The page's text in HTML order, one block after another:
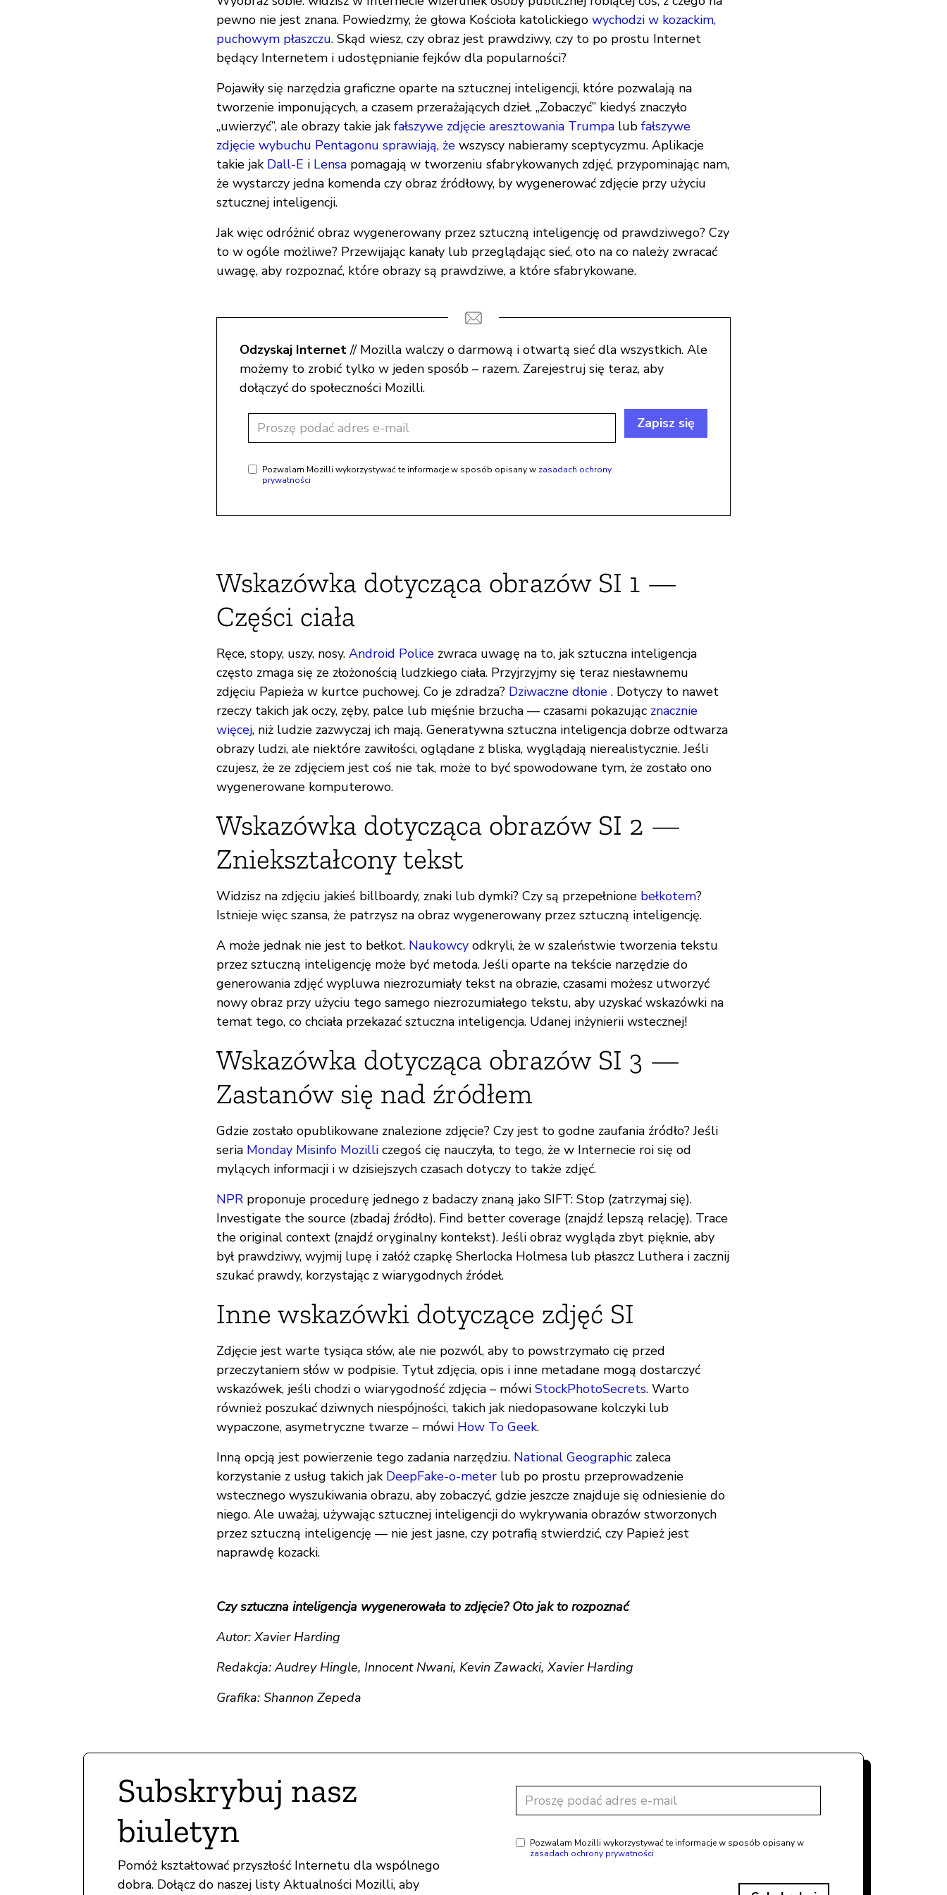
pewno nie jest znana. Powiedzmy, że głowa Kościoła katolickiego wychodzi w kozackim,
puchowym płaszczu. Skąd wiesz, czy obraz jest prawdziwy, czy to po prostu Internet
będący Internetem i udostępnianie fejków dla popularności?
Pojawiły się narzędzia graficzne oparte na sztucznej inteligencji, które pozwalają na
tworzenie imponujących, a czasem przerażających dzieł. „Zobaczyć” kiedyś znaczyło
„uwierzyć”, ale obrazy takie jakfałszywe zdjęcie aresztowania Trumpa lub fałszywe
zdjęcie wybuchu Pentagonu sprawiają, że wszyscy nabieramy sceptycyzmu. Aplikacje
takie jak Dall-E i Lensa pomagają w tworzeniu sfabrykowanych zdjęć, przypominając nam,
że wystarczy jedna komenda czy obraz źródłowy, by wygenerować zdjęcie przy użyciu
sztucznej inteligencji.
Jak więc odróżnić obraz wygenerowany przez sztuczną inteligencję od prawdziwego? Czy
to w ogóle możliwe? Przewijając kanały lub przeglądając sieć, oto na co należy zwracać
uwagę, aby rozpoznać, które obrazy są prawdziwe, a które sfabrykowane.
Odzyskaj Internet// Mozilla walczy o darmową i otwartą sieć dla wszystkich. Ale
możemy to zrobić tylko w jeden sposób – razem. Zarejestruj się teraz, aby
dołączyć do społeczności Mozilli.
Pozwalam Mozilli wykorzystywać te informacje w sposób opisany w zasadach ochrony
prywatności
Zapisz się
Wskazówka dotycząca obrazów SI 1 —
Części ciała
Ręce, stopy, uszy, nosy. Android Police zwraca uwagę na to, jak sztuczna inteligencja
często zmaga się ze złożonością ludzkiego ciała. Przyjrzyjmy się teraz niesławnemu
zdjęciu Papieża w kurtce puchowej. Co je zdradza? Dziwaczne dłonie . Dotyczy to nawet
rzeczy takich jak oczy, zęby, palce lub mięśnie brzucha — czasami pokazując znacznie
więcej, niż ludzie zazwyczaj ich mają. Generatywna sztuczna inteligencja dobrze odtwarza
obrazy ludzi, ale niektóre zawiłości, oglądane z bliska, wyglądają nierealistycznie. Jeśli
czujesz, że ze zdjęciem jest coś nie tak, może to być spowodowane tym, że zostało ono
wygenerowane komputerowo.
Wskazówka dotycząca obrazów SI 2 —
Zniekształcony tekst
Widzisz na zdjęciu jakieś billboardy, znaki lub dymki? Czy są przepełnione bełkotem?
Istnieje więc szansa, że patrzysz na obraz wygenerowany przez sztuczną inteligencję.
A może jednak nie jest to bełkot. Naukowcy odkryli, że w szaleństwie tworzenia tekstu
przez sztuczną inteligencję może być metoda. Jeśli oparte na tekście narzędzie do
generowania zdjęć wypluwa niezrozumiały tekst na obrazie, czasami możesz utworzyć
nowy obraz przy użyciu tego samego niezrozumiałego tekstu, aby uzyskać wskazówki na
temat tego, co chciała przekazać sztuczna inteligencja. Udanej inżynierii wstecznej!
Wskazówka dotycząca obrazów SI 3 —
Zastanów się nad źródłem
Gdzie zostało opublikowane znalezione zdjęcie? Czy jest to godne zaufania źródło? Jeśli
seria Monday Misinfo Mozilli czegoś cię nauczyła, to tego, że w Internecie roi się od
mylących informacji i w dzisiejszych czasach dotyczy to także zdjęć.
NPR proponuje procedurę jednego z badaczy znaną jako SIFT: Stop (zatrzymaj się).
Investigate the source (zbadaj źródło). Find better coverage (znajdź lepszą relację). Trace
the original context (znajdź oryginalny kontekst). Jeśli obraz wygląda zbyt pięknie, aby
był prawdziwy, wyjmij lupę i załóż czapkę Sherlocka Holmesa lub płaszcz Luthera i zacznij
szukać prawdy, korzystając z wiarygodnych źródeł.
Inne wskazówki dotyczące zdjęć SI
Zdjęcie jest warte tysiąca słów, ale nie pozwól, aby to powstrzymało cię przed
przeczytaniem słów w podpisie. Tytuł zdjęcia, opis i inne metadane mogą dostarczyć
wskazówek, jeśli chodzi o wiarygodność zdjęcia – mówi StockPhotoSecrets. Warto
również poszukać dziwnych niespójności, takich jak niedopasowane kolczyki lub
wypaczone, asymetryczne twarze – mówi How To Geek.
Inną opcją jest powierzenie tego zadania narzędziu. National Geographic zaleca
korzystanie z usług takich jak DeepFake-o-meter lub po prostu przeprowadzenie
wstecznego wyszukiwania obrazu, aby zobaczyć, gdzie jeszcze znajduje się odniesienie do
niego. Ale uważaj, używając sztucznej inteligencji do wykrywania obrazów stworzonych
przez sztuczną inteligencję — nie jest jasne, czy potrafią stwierdzić, czy Papież jest
naprawdę kozacki.
Czy sztuczna inteligencja wygenerowała to zdjęcie? Oto jak to rozpoznać
Autor: Xavier Harding
Redakcja: Audrey Hingle, Innocent Nwani, Kevin Zawacki, Xavier Harding
Grafika: Shannon Zepeda
Subskrybuj nasz
biuletyn
Pomóż kształtować przyszłość Internetu dla wspólnego
dobra. Dołącz do naszej listy Aktualności Mozilli, aby
Pozwalam Mozilli wykorzystywać te informacje w sposób opisany w
zasadach ochrony prywatności